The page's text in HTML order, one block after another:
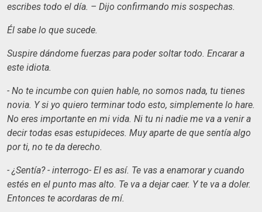
escribes todo el día. – Dijo confirmando mis sospechas.
Él sabe lo que sucede.
Suspire dándome fuerzas para poder soltar todo. Encarar a
este idiota.
- No te incumbe con quien hable, no somos nada, tu tienes
novia. Y si yo quiero terminar todo esto, simplemente lo hare.
No eres importante en mi vida. Ni tu ni nadie me va a venir a
decir todas esas estupideces. Muy aparte de que sentía algo
por ti, no te da derecho.
- ¿Sentía? - interrogo- El es así. Te vas a enamorar y cuando
estés en el punto mas alto. Te va a dejar caer. Y te va a doler.
Entonces te acordaras de mí.